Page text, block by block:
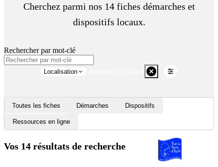
Cherchez parmi nos 14 fiches démarches et
dispositifs locaux.
Rechercher par mot-clé
Localisation
Toutes les fiches Démarches Dispositifs
Ressources en ligne
Vos 14 résultats de recherche